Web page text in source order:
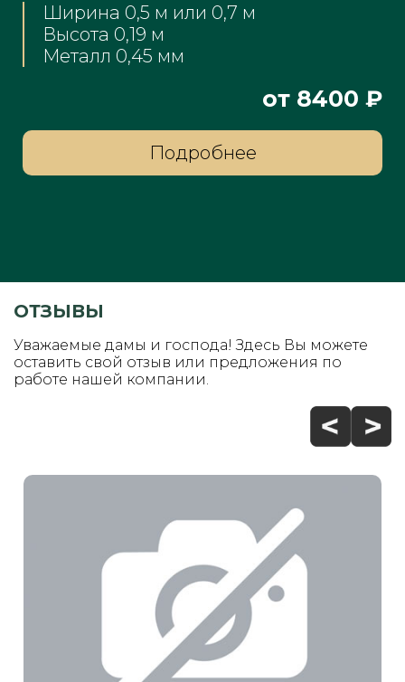
Ширина 0,5 м или 0,7 м
Высота 0,19 м
Металл 0,45 мм
от 8400 ₽
Подробнее
ОТЗЫВЫ
Уважаемые дамы и господа! Здесь Вы можете
оставить свой отзыв или предложения по
работе нашей компании.